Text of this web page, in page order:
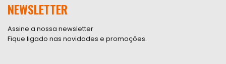
NEWSLETTER
Assine a nossa newsletter
Fique ligado nas novidades e promoções.